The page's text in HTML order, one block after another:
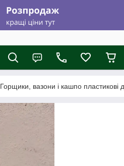
Горщики, вазони і кашпо пластикові